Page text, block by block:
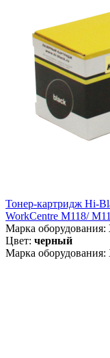
Тонер-картридж Hi-
WorkCentre M118/
Марка оборудования:
Цвет: черный
Марка